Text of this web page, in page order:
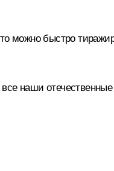
можно быстро
наши отечественные